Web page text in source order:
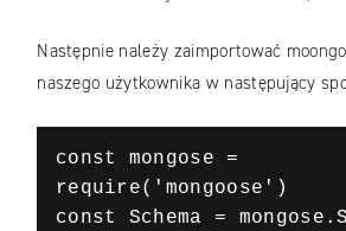
Następnie należy zaimportować
naszego użytkownika w następujący
const mongose =
require('mongoose')
const Schema =